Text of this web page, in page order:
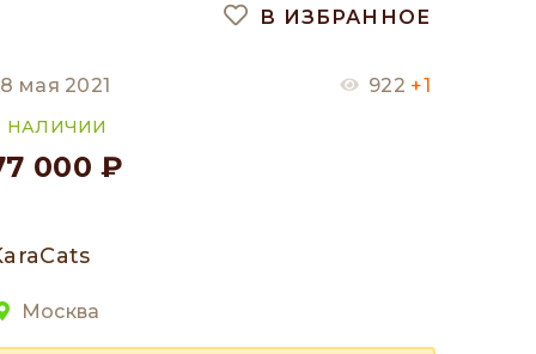
В ИЗБРАННОЕ
мая 2021 922 +1
НАЛИЧИИ
000 ₽
Москва